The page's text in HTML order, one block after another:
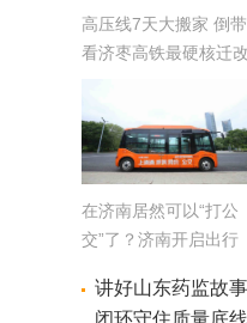
高压线7天大搬家 倒带
看济枣高铁最硬核迁改
在济南居然可以“打公
交”了？济南开启出行
讲好山东药监故
闭环守住质量底